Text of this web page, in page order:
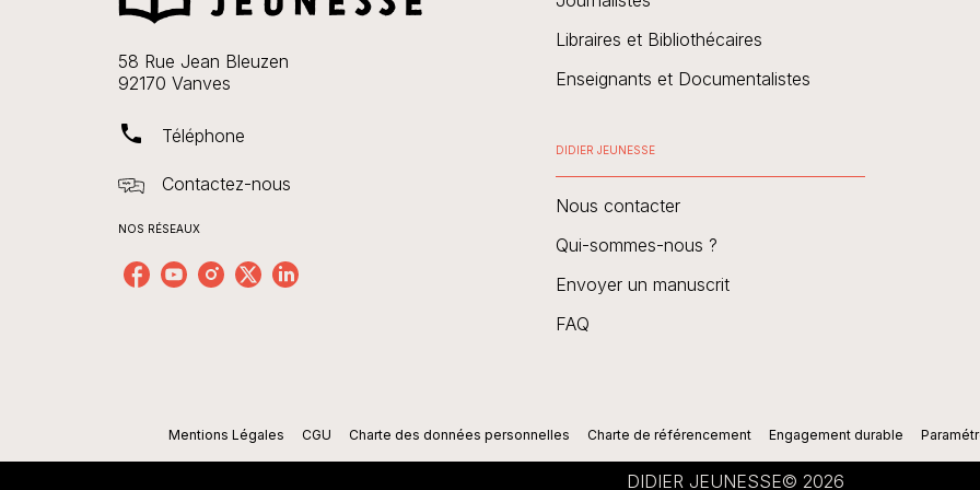
58 Rue Jean Bleuzen
92170 Vanves
phone Téléphone
Contactez-nous
NOS RÉSEAUX
Libraires et Bibliothécaires
Enseignants et Documentalistes
DIDIER JEUNESSE
Nous contacter
Qui-sommes-nous ?
Envoyer un manuscrit
FAQ
Mentions Légales CGU Charte des données personnelles Charte de référencement Engagement durable
DIDIER JEUNESSE© 2026